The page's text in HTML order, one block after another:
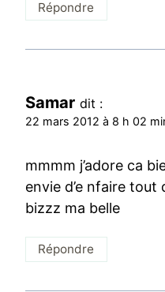
Répondre
Samar dit :
22 mars 2012 à 8 h 02
mmmm j’adore ca
envie d’e nfaire tout
bizzz ma belle
Répondre